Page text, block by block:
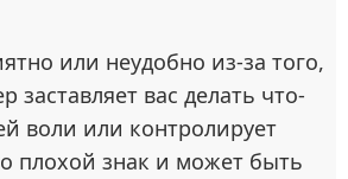
или неудобно из-за того,
заставляет вас делать что-
воли или контролирует
плохой знак и может быть